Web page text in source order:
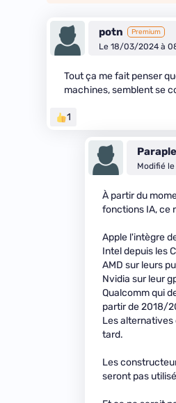
potn Premium
Le 18/03/2024 à
Tout ça me fait penser
machines, semblent se
1
Modifié
À partir du
fonctions IA, ce
Apple l'intègre
Intel depuis les
AMD sur leurs
Nvidia sur leur
Qualcomm qui
partir de 2018/
Les alternatives
tard.
Les
seront pas